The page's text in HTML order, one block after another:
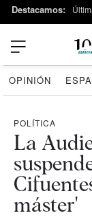
Destacamos:
OPINIÓN
POLÍTICA
La
máster'